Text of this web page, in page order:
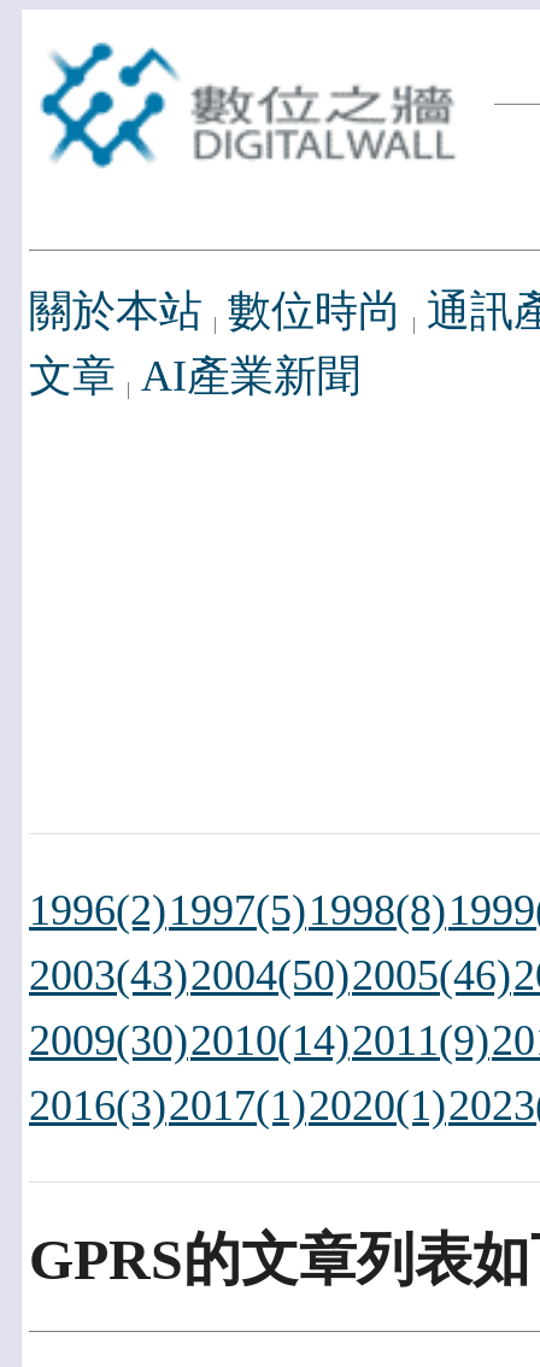
關於本站 數位時尚
通訊
文章 AI產業新聞
1996(2)1997(5)1998(8)
2003(43)2004(50)2005(46)
2009(30)2010(14)2011(9)
2016(3)2017(1)2020(1)
GPRS的文章列表